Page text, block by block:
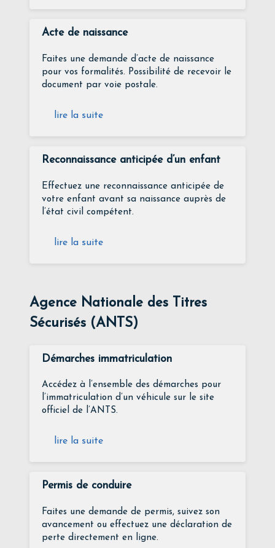
Acte de naissance
Faites une demande d’acte de naissance
pour vos formalités. Possibilité de recevoir le
document par voie postale.
lire la suite
Reconnaissance anticipée d’un enfant
Effectuez une reconnaissance anticipée de
votre enfant avant sa naissance auprès de
l’état civil compétent.
lire la suite
Agence Nationale des Titres
Sécurisés (ANTS)
Démarches immatriculation
Accédez à l’ensemble des démarches pour
l’immatriculation d’un véhicule sur le site
officiel de l’ANTS.
lire la suite
Permis de conduire
Faites une demande de permis, suivez son
avancement ou effectuez une déclaration de
perte directement en ligne.